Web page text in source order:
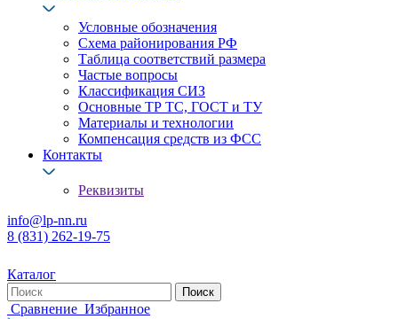
Условные обозначения
Схема районирования РФ
Таблица соответствий размера
Частые вопросы
Классификация СИЗ
Основные ТР ТС, ГОСТ и ТУ
Материалы и технологии
Компенсация средств из ФСС
Контакты
Реквизиты
info@lp-nn.ru
8 (831) 262-19-75
Каталог
Сравнение Избранное